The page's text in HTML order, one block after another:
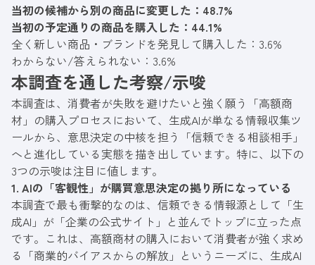
当初の候補から別の商品に変更した：48.7%
当初の予定通りの商品を購入した：44.1%
全く新しい商品・ブランドを発見して購入した：3.6%
わからない/答えられない：3.6%
本調査を通した考察/示唆
本調査は、消費者が失敗を避けたいと強く願う「高額商
材」の購入プロセスにおいて、生成AIが単なる情報収集ツ
ールから、意思決定の中核を担う「信頼できる相談相手」
へと進化している実態を描き出しています。特に、以下の
3つの示唆は注目に値します。
1. AIの「客観性」が購買意思決定の拠り所になっている
本調査で最も衝撃的なのは、信頼できる情報源として「生
成AI」が「企業の公式サイト」と並んでトップに立った点
です。これは、高額商材の購入において消費者が強く求め
る「商業的バイアスからの解放」というニーズに、生成AI